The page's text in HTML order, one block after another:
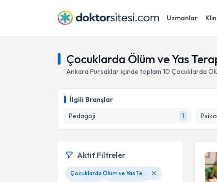
Uzmanlar
Çocuklarda Ölüm ve Yas
Ankara Pursaklariçinde toplam 10 Çocuklarda
İlgili Branşlar
Pedagoji
1
Aktif Filtreler
Çocuklarda Ölüm ve Yas Terapisi